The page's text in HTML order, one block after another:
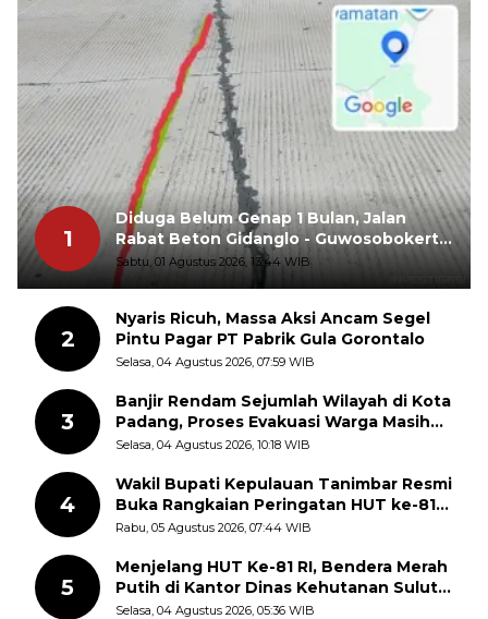
1
Diduga Belum Genap 1 Bulan, Jalan
Rabat Beton Gidanglo - Guwosobokerto
Sudah Pecah
Sabtu, 01 Agustus 2026, 13:44 WIB
2
Nyaris Ricuh, Massa Aksi Ancam Segel
Pintu Pagar PT Pabrik Gula Gorontalo
Selasa, 04 Agustus 2026, 07:59 WIB
3
Banjir Rendam Sejumlah Wilayah di Kota
Padang, Proses Evakuasi Warga Masih
Berlangsung
Selasa, 04 Agustus 2026, 10:18 WIB
4
Wakil Bupati Kepulauan Tanimbar Resmi
Buka Rangkaian Peringatan HUT ke-81
Kemerdekaan RI, ASN Diajak Perkuat
Rabu, 05 Agustus 2026, 07:44 WIB
5
Menjelang HUT Ke-81 RI, Bendera Merah
Putih di Kantor Dinas Kehutanan Sulut
Disorot Warga
Selasa, 04 Agustus 2026, 05:36 WIB